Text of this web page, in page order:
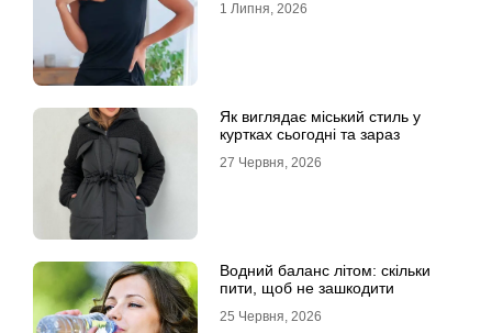
1 Липня, 2026
Як виглядає міський стиль у
куртках сьогодні та зараз
27 Червня, 2026
Водний баланс літом: скільки
пити, щоб не зашкодити
25 Червня, 2026